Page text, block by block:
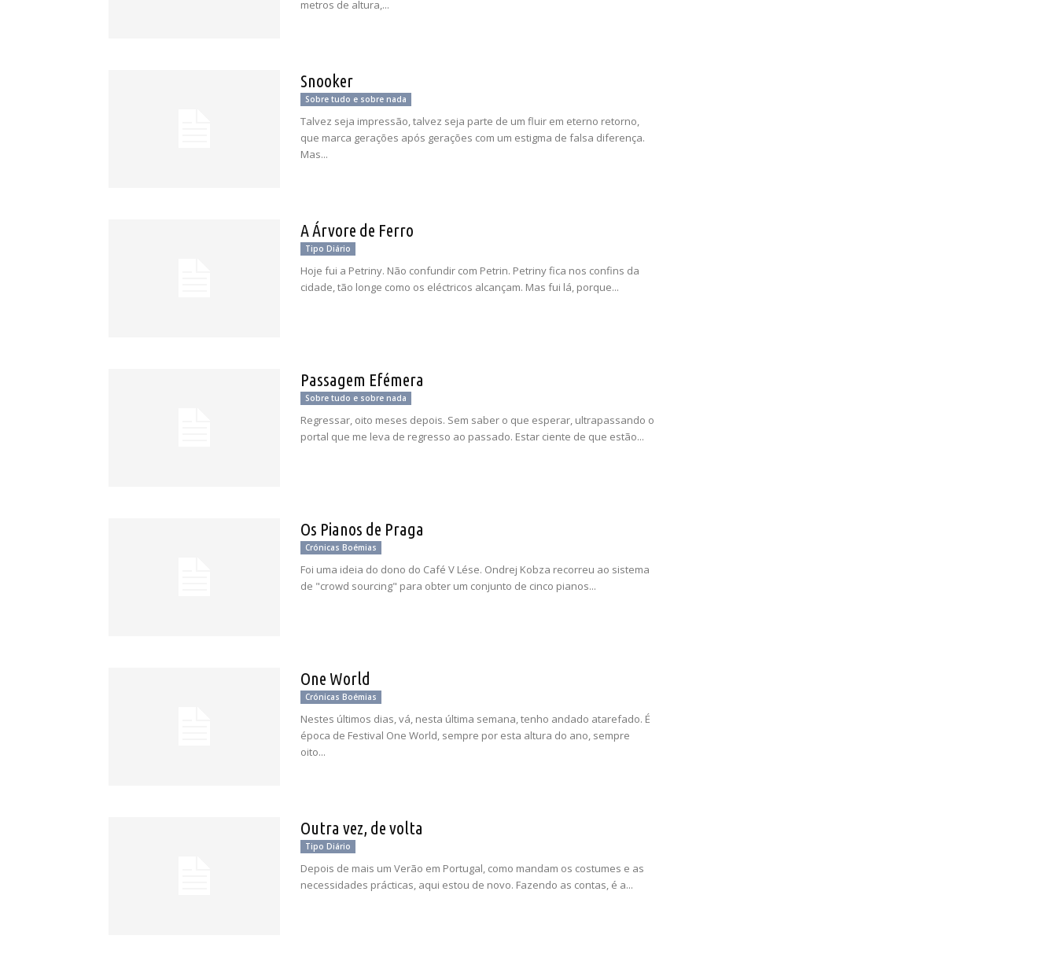
metros de altura,...
Snooker
Sobre tudo e sobre nada
Talvez seja impressão, talvez seja parte de um fluir em eterno retorno,
que marca gerações após gerações com um estigma de falsa diferença.
Mas...
A Árvore de Ferro
Tipo Diário
Hoje fui a Petriny. Não confundir com Petrin. Petriny fica nos confins da
cidade, tão longe como os eléctricos alcançam. Mas fui lá, porque...
Passagem Efémera
Sobre tudo e sobre nada
Regressar, oito meses depois. Sem saber o que esperar, ultrapassando o
portal que me leva de regresso ao passado. Estar ciente de que estão...
Os Pianos de Praga
Crónicas Boémias
Foi uma ideia do dono do Café V Lése. Ondrej Kobza recorreu ao sistema
de "crowd sourcing" para obter um conjunto de cinco pianos...
One World
Crónicas Boémias
Nestes últimos dias, vá, nesta última semana, tenho andado atarefado. É
época de Festival One World, sempre por esta altura do ano, sempre
oito...
Outra vez, de volta
Tipo Diário
Depois de mais um Verão em Portugal, como mandam os costumes e as
necessidades prácticas, aqui estou de novo. Fazendo as contas, é a...